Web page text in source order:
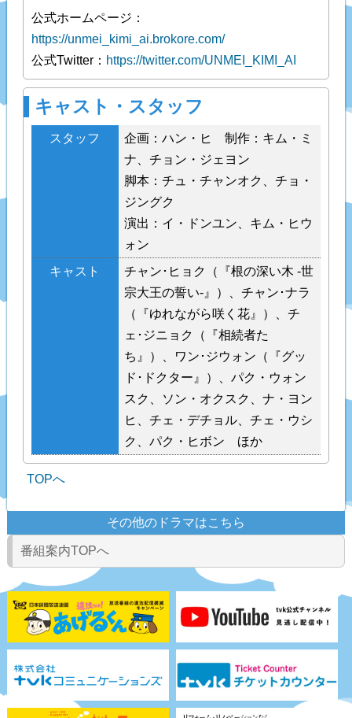
公式ホームページ：
https://unmei_kimi_ai.brokore.com/
公式Twitter： https://twitter.com/UNMEI_KIMI_AI
キャスト・スタッフ
スタッフ
企画：ハン・ヒ 制作：キム・ミ
ナ、チョン・ジェヨン
脚本：チュ・チャンオク、チョ・
ジングク
演出：イ・ドンユン、キム・ヒウ
ォン
キャスト
チャン･ヒョク（『根の深い木 -世
宗大王の誓い-』）、チャン･ナラ
（『ゆれながら咲く花』）、チ
ェ･ジニョク（『相続者た
ち』）、ワン･ジウォン（『グッ
ド･ドクター』）、パク・ウォン
スク、ソン・オクスク、ナ・ヨン
ヒ、チェ・デチョル、チェ・ウシ
ク、パク・ヒボン ほか
TOPへ
その他のドラマはこちら
番組案内TOPへ